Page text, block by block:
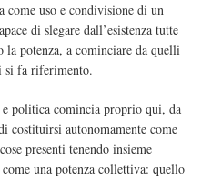
uso e condivisione di un
di slegare dall’esistenza tutte
potenza, a cominciare da quelli
si fa riferimento.
politica comincia proprio qui, da
costituirsi autonomamente come
presenti tenendo insieme
una potenza collettiva: quello